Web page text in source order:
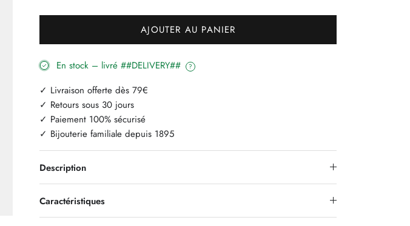
AJOUTER AU PANIER
En stock – livré ##DELIVERY## ?
✓ Livraison offerte dès 79€
✓ Retours sous 30 jours
✓ Paiement 100% sécurisé
✓ Bijouterie familiale depuis 1895
Description
Caractéristiques